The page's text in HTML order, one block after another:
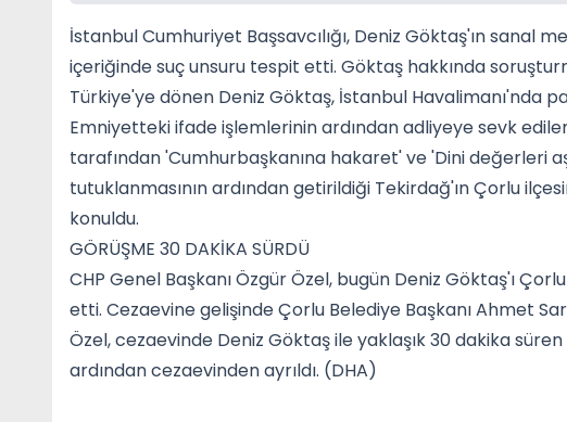
İstanbul Cumhuriyet Başsavcılığı, Deniz Göktaş'ın sanal
içeriğinde suç unsuru tespit etti. Göktaş hakkında
Türkiye'ye dönen Deniz Göktaş, İstanbul Havalimanı'nda
Emniyetteki ifade işlemlerinin ardından adliyeye sevk
tarafından 'Cumhurbaşkanına hakaret' ve 'Dini değerleri
tutuklanmasının ardından getirildiği Tekirdağ'ın Çorlu
konuldu.
GÖRÜŞME 30 DAKİKA SÜRDÜ
CHP Genel Başkanı Özgür Özel, bugün Deniz Göktaş'ı
etti. Cezaevine gelişinde Çorlu Belediye Başkanı Ahmet
Özel, cezaevinde Deniz Göktaş ile yaklaşık 30 dakika
ardından cezaevinden ayrıldı. (DHA)